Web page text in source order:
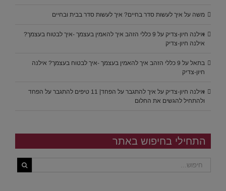
משה על איך לעשות סדר בחיים? איך לעשות סדר בבית ובחיים
אילנה חיון-צדיק על
9 כללי הזהב איך להאמין בעצמך -איך לבטוח בעצמך?
אילנה חיון-צדיק
בתאל על
9 כללי הזהב איך להאמין בעצמך -איך לבטוח בעצמך? אילנה
חיון-צדיק
אילנה חיון-צדיק על
איך להתגבר על הפחד| 11 טיפים להתגבר על הפחד
ולהתחיל להגשים את החלום
התחילי בחיפוש באתר